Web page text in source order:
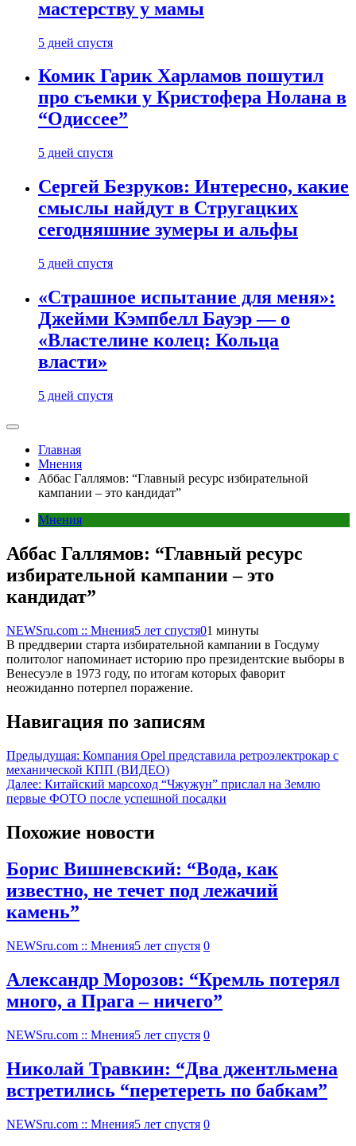
мастерству у мамы
5 дней спустя
Комик Гарик Харламов пошутил
про съемки у Кристофера Нолана в
“Одиссее”
5 дней спустя
Сергей Безруков: Интересно, какие
смыслы найдут в Стругацких
сегодняшние зумеры и альфы
5 дней спустя
«Страшное испытание для меня»:
Джейми Кэмпбелл Бауэр — о
«Властелине колец: Кольца
власти»
5 дней спустя
Главная
Мнения
Аббас Галлямов: “Главный ресурс избирательной
кампании – это кандидат”
Мнения
Аббас Галлямов: “Главный ресурс
избирательной кампании – это
кандидат”
NEWSru.com :: Мнения5 лет спустя01 минуты
В преддверии старта избирательной кампании в Госдуму
политолог напоминает историю про президентские выборы в
Венесуэле в 1973 году, по итогам которых фаворит
неожиданно потерпел поражение.
Навигация по записям
Предыдущая: Компания Opel представила ретроэлектрокар с
механической КПП (ВИДЕО)
Далее: Китайский марсоход “Чжужун” прислал на Землю
первые ФОТО после успешной посадки
Похожие новости
Борис Вишневский: “Вода, как
известно, не течет под лежачий
камень”
NEWSru.com :: Мнения5 лет спустя 0
Александр Морозов: “Кремль потерял
много, а Прага – ничего”
NEWSru.com :: Мнения5 лет спустя 0
Николай Травкин: “Два джентльмена
встретились “перетереть по бабкам”
NEWSru.com :: Мнения5 лет спустя 0